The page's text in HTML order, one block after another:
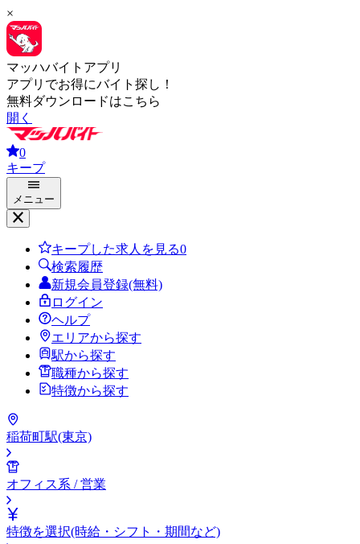
×
マッハバイトアプリ
アプリでお得にバイト探し！
無料ダウンロードはこちら
開く
0
キープ
メニュー
キープした求人を見る0
検索履歴
新規会員登録(無料)
ログイン
ヘルプ
エリアから探す
駅から探す
職種から探す
特徴から探す
稲荷町駅(東京)
オフィス系 / 営業
特徴を選択(時給・シフト・期間など)